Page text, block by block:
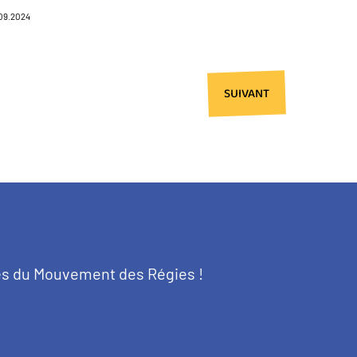
PAGE
SUIVANT
du Mouvement des Régies !